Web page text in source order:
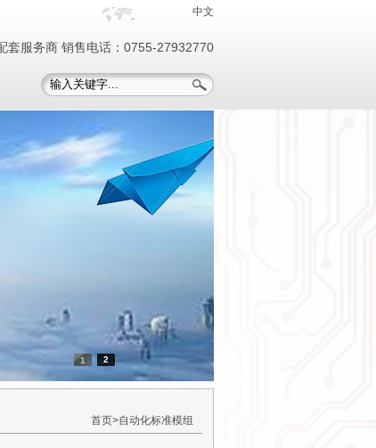
中文
套服务商 销售电话：0755-27932770
1 2
首页>自动化标准模组